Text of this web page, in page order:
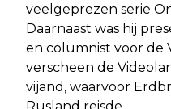
veelgeprezen serie
Daarnaast was hij
en columnist voor de
verscheen de
vijand, waarvoor
Rusland reisde.